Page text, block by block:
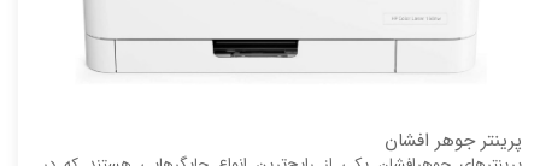
پرینتر جوهر افشان